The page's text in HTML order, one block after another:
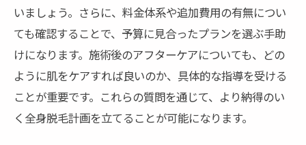
いましょう。さらに、料金体系や追加費用の有無につい
ても確認することで、予算に見合ったプランを選ぶ手助
けになります。施術後のアフターケアについても、どの
ように肌をケアすれば良いのか、具体的な指導を受ける
ことが重要です。これらの質問を通じて、より納得のい
く全身脱毛計画を立てることが可能になります。